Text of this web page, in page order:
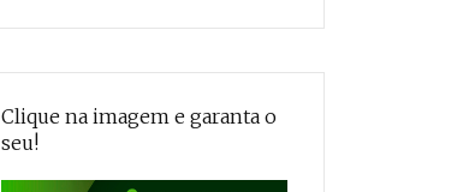
Clique na imagem e garanta o
seu!